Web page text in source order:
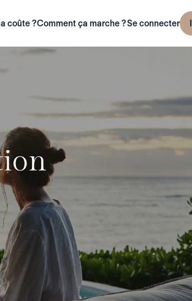
coûte ?Comment ça marche ?Se connecter